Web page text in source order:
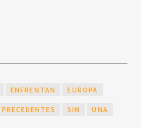
ENFRENTAN EUROPA
PRECEDENTES SIN UNA